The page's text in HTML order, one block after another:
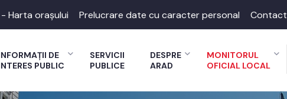
- Harta orașului Prelucrare date cu caracter personal Contact
DE
PUBLIC
SERVICII
PUBLICE
DESPRE
ARAD
MONITORUL
OFICIAL LOCAL